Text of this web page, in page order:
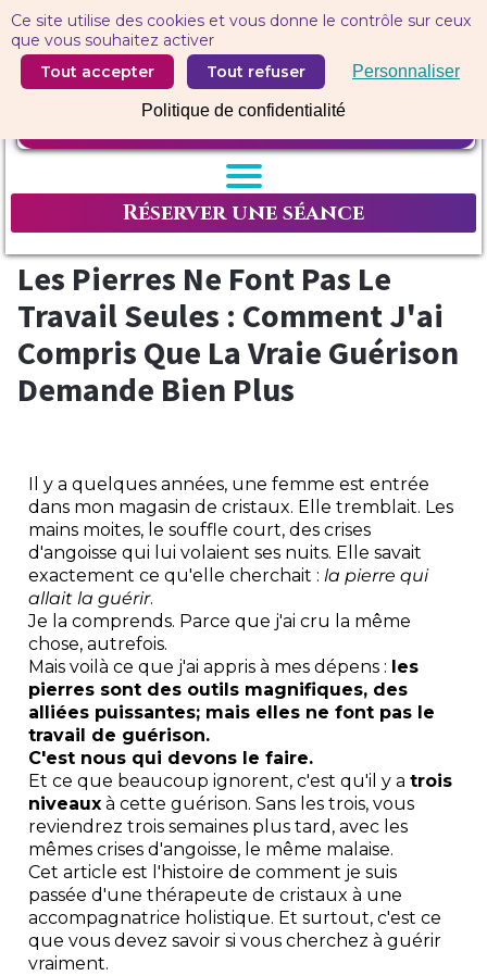
Ce site utilise des cookies et vous donne le contrôle sur ceux
que vous souhaitez activer
Tout accepter
Tout refuser Personnaliser
Politique de confidentialité
Réserver une séance
Les Pierres Ne Font Pas Le
Travail Seules : Comment J'ai
Compris Que La Vraie Guérison
Demande Bien Plus
Il y a quelques années, une femme est entrée
dans mon magasin de cristaux. Elle tremblait. Les
mains moites, le souffle court, des crises
d'angoisse qui lui volaient ses nuits. Elle savait
exactement ce qu'elle cherchait : la pierre qui
allait la guérir.
Je la comprends. Parce que j'ai cru la même
chose, autrefois.
Mais voilà ce que j'ai appris à mes dépens : les
pierres sont des outils magnifiques, des
alliées puissantes; mais elles ne font pas le
travail de guérison.
C'est nous qui devons le faire.
Et ce que beaucoup ignorent, c'est qu'il y a trois
niveaux à cette guérison. Sans les trois, vous
reviendrez trois semaines plus tard, avec les
mêmes crises d'angoisse, le même malaise.
Cet article est l'histoire de comment je suis
passée d'une thérapeute de cristaux à une
accompagnatrice holistique. Et surtout, c'est ce
que vous devez savoir si vous cherchez à guérir
vraiment.